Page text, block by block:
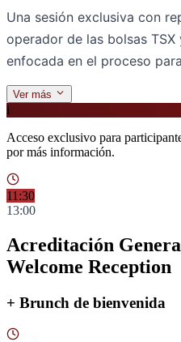
Una sesión exclusiva con
operador de las bolsas TSX
enfocada en el proceso
Ver más
i
Acceso exclusivo para
por más información.
11:30
13:00
Acreditación
Welcome Reception
+ Brunch de bienvenida